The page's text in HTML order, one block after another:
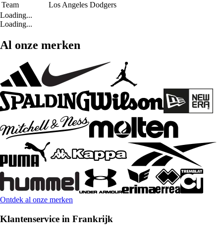
Team
Los Angeles Dodgers
Loading...
Loading...
Al onze merken
Ontdek al onze merken
Klantenservice in Frankrijk